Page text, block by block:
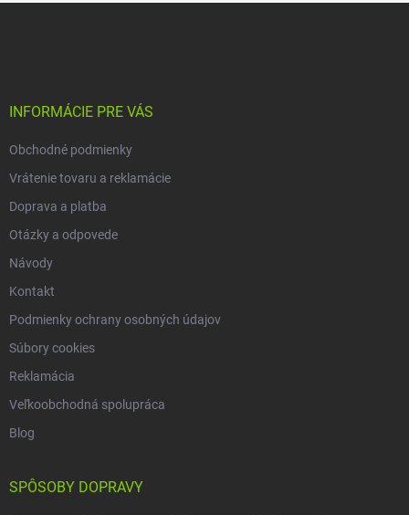
INFORMÁCIE PRE VÁS
Obchodné podmienky
Vrátenie tovaru a reklamácie
Doprava a platba
Otázky a odpovede
Návody
Kontakt
Podmienky ochrany osobných údajov
Súbory cookies
Reklamácia
Veľkoobchodná spolupráca
Blog
SPÔSOBY DOPRAVY